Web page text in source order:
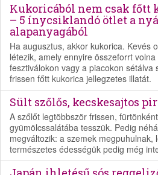
Kukoricából nem csak főtt
– 5 ínycsiklandó ötlet a
alapanyagából
Ha augusztus, akkor kukorica. Kevés
létezik, amely ennyire összeforrt
fesztiválokon vagy a piacokon sétálva
frissen főtt kukorica jellegzetes illatát.
Sült szőlős, kecskesajtos
A szőlőt legtöbbször frissen,
gyümölcssalátába tesszük. Pedig
megváltozik: a szemek megpuhulnak,
természetes édességük pedig még